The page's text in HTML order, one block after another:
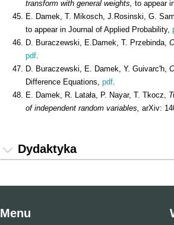
transform with general weights, to appear
E. Damek, T. Mikosch, J.Rosinski, G.
to appear in Journal of Applied Probability,
D. Buraczewski, E.Damek, T. Przebinda,
pdf.
D. Buraczewski, E. Damek, Y. Guivarc'h,
Difference Equations, pdf.
E. Damek, R. Latała, P. Nayar, T. Tkocz,
of independent random variables, arXiv:
Dydaktyka
Menu